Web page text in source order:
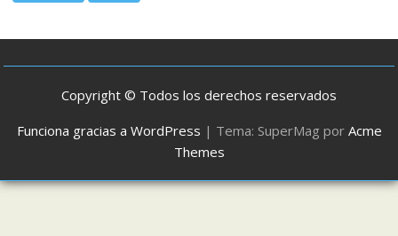
Copyright © Todos los derechos reservados
Funciona gracias a WordPress | Tema: SuperMag por Acme
Themes